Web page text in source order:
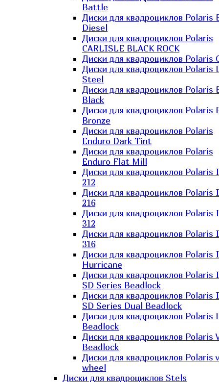
Battle
Диски для квадроциклов Polaris
Diesel
Диски для квадроциклов Polaris
CARLISLE BLACK ROCK
Диски для квадроциклов Polaris
Диски для квадроциклов Polaris
Steel
Диски для квадроциклов Polaris
Black
Диски для квадроциклов Polaris
Bronze
Диски для квадроциклов Polaris
Enduro Dark Tint
Диски для квадроциклов Polaris
Enduro Flat Mill
Диски для квадроциклов Polaris
212
Диски для квадроциклов Polaris
216
Диски для квадроциклов Polaris
312
Диски для квадроциклов Polaris
316
Диски для квадроциклов Polaris
Hurricane
Диски для квадроциклов Polaris
SD Series Beadlock
Диски для квадроциклов Polaris
SD Series Dual Beadlock
Диски для квадроциклов Polaris
Beadlock
Диски для квадроциклов Polaris
Beadlock
Диски для квадроциклов Polaris
wheel
Диски для квадроциклов Stels